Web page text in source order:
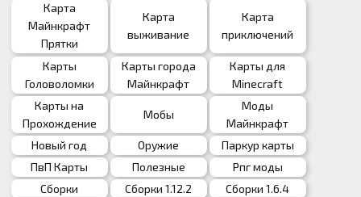
Карта
Майнкрафт
Прятки
Карта
выживание
Карта
приключений
Карты
Головоломки
Карты города
Майнкрафт
Карты для
Minecraft
Карты на
Прохождение
Мобы
Моды
Майнкрафт
Новый год
Оружие
Паркур карты
ПвП Карты
Полезные
Рпг моды
Сборки
Сборки 1.12.2 Сборки 1.6.4